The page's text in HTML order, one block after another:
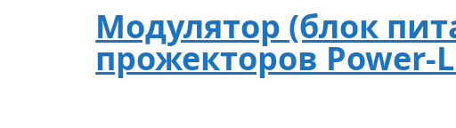
Модулятор (блок
прожекторов Power-